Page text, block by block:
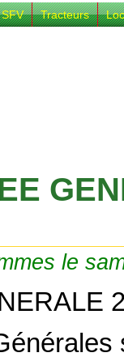
Tracteurs
le